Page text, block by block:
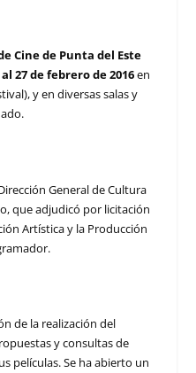
Cine de Punta del Este
al 27 de febrero de 2016en
y en diversas salas y
General de Cultura
que adjudicó por licitación
Artística y la Producción
de la realización del
y consultas de
películas. Se ha abierto un